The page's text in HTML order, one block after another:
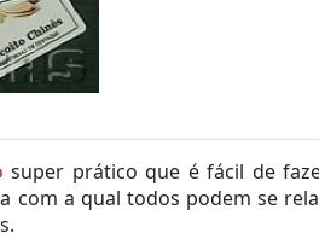
super prático que é fácil de
com a qual todos podem se